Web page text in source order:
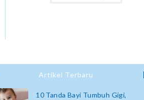
Artikel Terbaru
10 Tanda Bayi Tumbuh Gigi,